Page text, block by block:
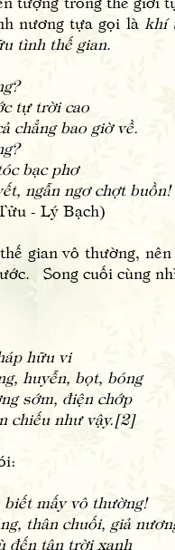
nương tựa gọi là khí
tình thế gian.
tự trời cao
chẳng bao giờ về.
bạc phơ
ngẫn ngơ chợt
- Lý Bạch)
vô thường, nên
Song cuối cùng
hữu vi
huyễn, bọt, bóng
sớm, điện chớp
chiếu như vậy.[2]
biết mấy vô thường!
thân chuối, giả
đến tận trời xanh